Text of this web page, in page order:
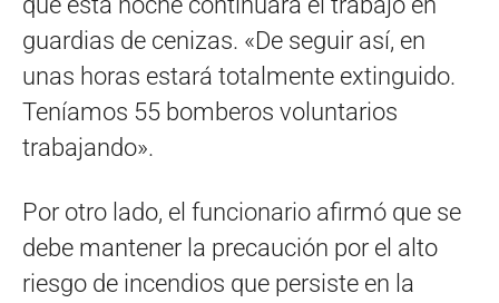
guardias de cenizas. «De seguir así, en
unas horas estará totalmente extinguido.
Teníamos 55 bomberos voluntarios
trabajando».
Por otro lado, el funcionario afirmó que se
debe mantener la precaución por el alto
riesgo de incendios que persiste en la